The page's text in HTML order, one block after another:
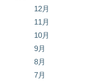
12月
11月
10月
9月
8月
7月